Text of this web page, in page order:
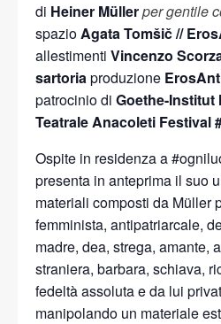
di Heiner Müllerper gentile
spazioAgata Tomšič //
allestimenti Vincenzo
sartoriaproduzione
patrocinio di Goethe-Institut
Teatrale Anacoleti Festival
Ospite in residenza a
presenta in anteprima il suo
materiali composti da Müller
femminista, antipatriarcale,
madre, dea, strega, amante,
straniera, barbara, schiava,
fedeltà assoluta e da lui
manipolando un materiale